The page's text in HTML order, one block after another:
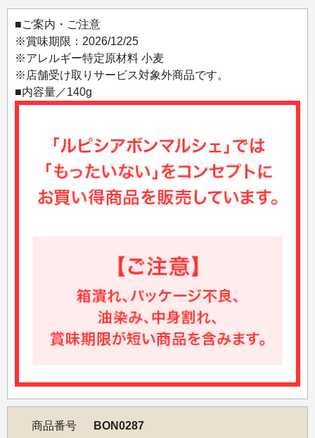
だけで、本場の郷土料理が手軽に楽しめます。
■ご案内・ご注意
※賞味期限：2026/12/25
※アレルギー特定原材料 小麦
※店舗受け取りサービス対象外商品です。
■内容量／140g
商品番号
BON0287